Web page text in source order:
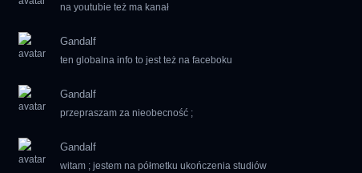
na youtubie też ma kanał
Gandalf
ten globalna info to jest też na faceboku
Gandalf
przepraszam za nieobecność ;
Gandalf
witam ; jestem na półmetku ukończenia studiów